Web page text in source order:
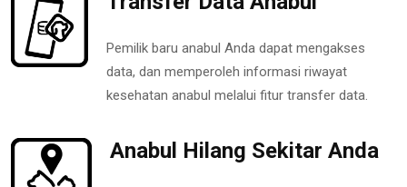
Pemilik baru anabul Anda dapat mengakses
data, dan memperoleh informasi riwayat
kesehatan anabul melalui fitur transfer data.
Anabul Hilang Sekitar Anda